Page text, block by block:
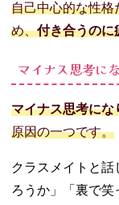
自己中心的な性格
め、付き合うのに
マイナス思考に
マイナス思考にな
原因の一つです。
クラスメイトと
ろうか」「裏で笑